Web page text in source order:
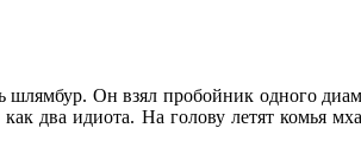
Он взял пробойник одного
два идиота. На голову летят